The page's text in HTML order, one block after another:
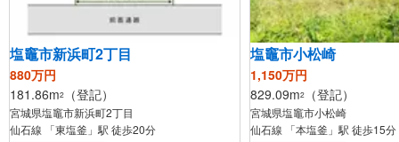
塩竈市新浜町2丁目
880万円
181.86m2 （登記）
宮城県塩竈市新浜町2丁目
仙石線 「東塩釜」駅 徒歩20分
塩竈市小松崎
1,150万円
829.09m2 （登記）
宮城県塩竈市小松崎
仙石線 「本塩釜」駅 徒歩15分